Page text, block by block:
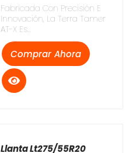
Fabricada Con Precisión E
Innovación, La Terra Tamer
AT-X Es...
Comprar Ahora
Llanta Lt275/55R20